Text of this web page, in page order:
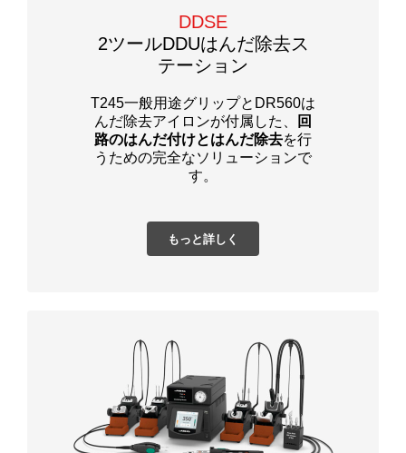
DDSE
2ツールDDUはんだ除去ス
テーション
T245一般用途グリップとDR560は
んだ除去アイロンが付属した、
回
路のはんだ付けとはんだ除去を行
うための完全なソリューションで
す。
もっと詳しく